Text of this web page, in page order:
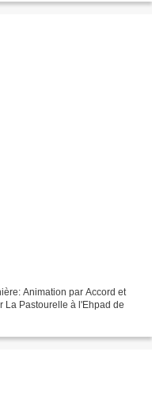
Animation par Accord et
La Pastourelle à l'Ehpad de